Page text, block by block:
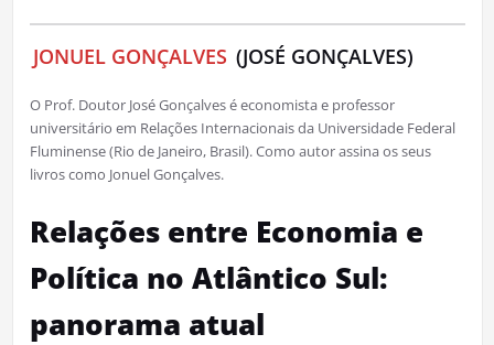
JONUEL GONÇALVES (JOSÉ GONÇALVES)
O Prof. Doutor José Gonçalves é economista e professor
universitário em Relações Internacionais da Universidade Federal
Fluminense (Rio de Janeiro, Brasil). Como autor assina os seus
livros como Jonuel Gonçalves.
Relações entre Economia e
Política no Atlântico Sul:
panorama atual